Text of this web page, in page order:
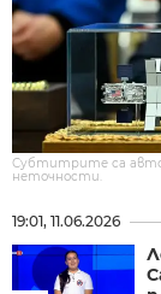
Субтитрите са
неточности.
19:01, 11.06.2026